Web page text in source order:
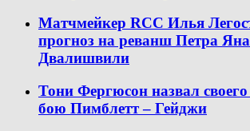
Матчмейкер RCC Илья
прогноз на реванш Петра
Двалишвили
Тони Фергюсон назвал
бою Пимблетт – Гейджи